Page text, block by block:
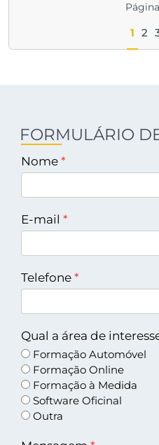
Página
1 2
FORMULÁRIO
Nome
E-mail
Telefone
Qual a área de
Formação Automóvel
Formação Online
Formação à Medida
Software Oficinal
Outra